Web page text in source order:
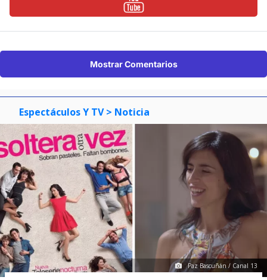
Mostrar Comentarios
Espectáculos Y TV > Noticia
Paz Bascuñán / Canal 13